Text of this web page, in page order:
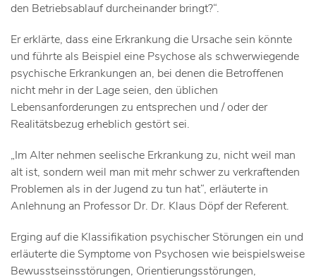
den Betriebsablauf durcheinander bringt?“.
Er erklärte, dass eine Erkrankung die Ursache sein könnte
und führte als Beispiel eine Psychose als schwerwiegende
psychische Erkrankungen an, bei denen die Betroffenen
nicht mehr in der Lage seien, den üblichen
Lebensanforderungen zu entsprechen und / oder der
Realitätsbezug erheblich gestört sei.
„Im Alter nehmen seelische Erkrankung zu, nicht weil man
alt ist, sondern weil man mit mehr schwer zu verkraftenden
Problemen als in der Jugend zu tun hat“, erläuterte in
Anlehnung an Professor Dr. Dr. Klaus Döpf der Referent.
Erging auf die Klassifikation psychischer Störungen ein und
erläuterte die Symptome von Psychosen wie beispielsweise
Bewusstseinsstörungen, Orientierungsstörungen,